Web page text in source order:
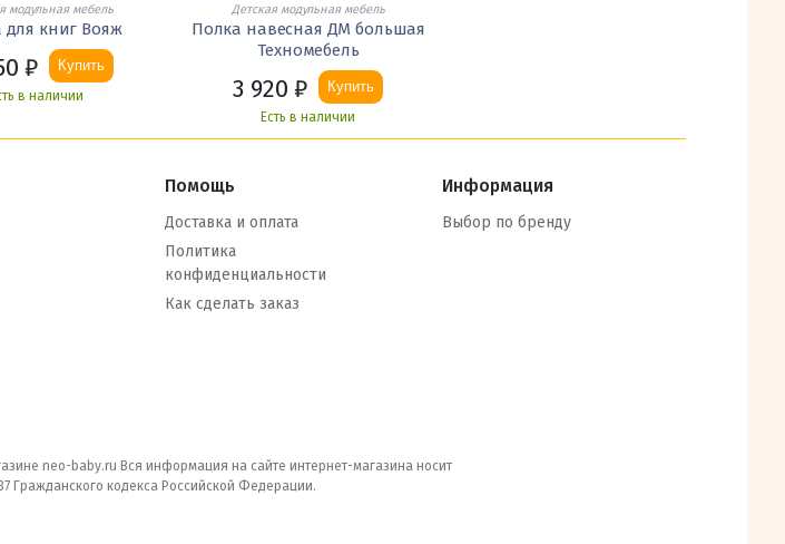
модульная мебель
для книг Вояж
₽ Купить
в наличии
Детская модульная мебель
Полка навесная ДМ большая
Техномебель
3 920 ₽ Купить
Есть в наличии
Помощь
Доставка и оплата
Политика
конфиденциальности
Как сделать заказ
Информация
Выбор по бренду
neo-baby.ru Вся информация на сайте интернет-магазина носит
Гражданского кодекса Российской Федерации.